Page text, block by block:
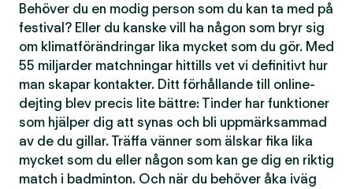
Behöver du en modig person som du kan ta med på
festival? Eller du kanske vill ha någon som bryr sig
om klimatförändringar lika mycket som du gör. Med
55 miljarder matchningar hittills vet vi definitivt hur
man skapar kontakter. Ditt förhållande till online-
dejting blev precis lite bättre: Tinder har funktioner
som hjälper dig att synas och bli uppmärksammad
av de du gillar. Träffa vänner som älskar fika lika
mycket som du eller någon som kan ge dig en riktig
match i badminton. Och när du behöver åka iväg